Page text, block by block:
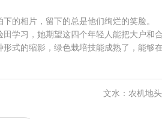
相片，留下的总是他们绚烂的笑脸。
习，她期望这四个年轻人能把大户和合
的缩影，绿色栽培技能成熟了，能够在
文水：农机地